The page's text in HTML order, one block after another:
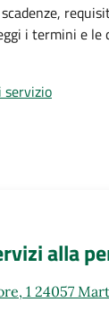
i termini e le
servizio
alla
1 24057